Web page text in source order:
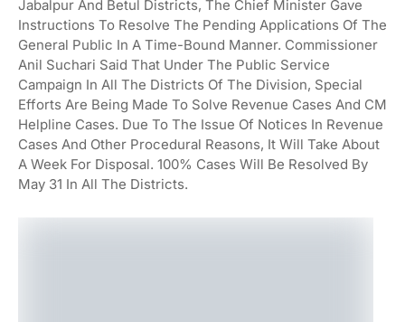
Jabalpur And Betul Districts, The Chief Minister Gave
Instructions To Resolve The Pending Applications Of The
General Public In A Time-Bound Manner. Commissioner
Anil Suchari Said That Under The Public Service
Campaign In All The Districts Of The Division, Special
Efforts Are Being Made To Solve Revenue Cases And CM
Helpline Cases. Due To The Issue Of Notices In Revenue
Cases And Other Procedural Reasons, It Will Take About
A Week For Disposal. 100% Cases Will Be Resolved By
May 31 In All The Districts.